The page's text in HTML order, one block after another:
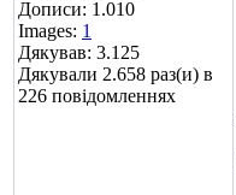
Дописи: 1.010
Images: 1
Дякував: 3.125
Дякували 2.658 раз(и) в
226 повідомленнях